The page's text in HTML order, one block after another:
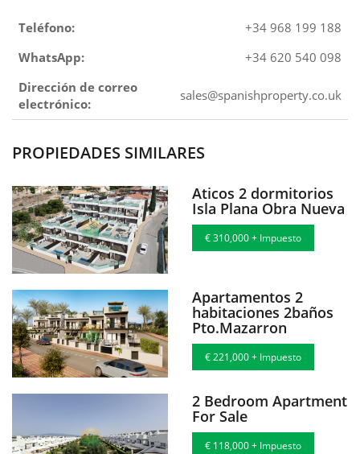
Teléfono:
+34 968 199 188
WhatsApp:
+34 620 540 098
Dirección de correo
electrónico:
sales@spanishproperty.co.uk
PROPIEDADES SIMILARES
Aticos 2 dormitorios
Isla Plana Obra Nueva
€ 310,000 + Impuesto
Apartamentos 2
habitaciones 2baños
Pto.Mazarron
€ 221,000 + Impuesto
2 Bedroom Apartment
For Sale
€ 118,000 + Impuesto